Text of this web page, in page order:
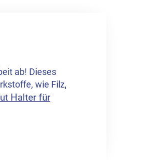
ab! Dieses
wie Filz,
Halter für